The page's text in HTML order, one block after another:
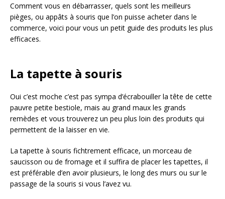
Comment vous en débarrasser, quels sont les meilleurs
pièges, ou appâts à souris que l’on puisse acheter dans le
commerce, voici pour vous un petit guide des produits les plus
efficaces.
La tapette à souris
Oui c’est moche c’est pas sympa d’écrabouiller la tête de cette
pauvre petite bestiole, mais au grand maux les grands
remèdes et vous trouverez un peu plus loin des produits qui
permettent de la laisser en vie.
La tapette à souris fichtrement efficace, un morceau de
saucisson ou de fromage et il suffira de placer les tapettes, il
est préférable d’en avoir plusieurs, le long des murs ou sur le
passage de la souris si vous l’avez vu.